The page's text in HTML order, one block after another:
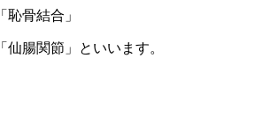
骨結合」
腸関節」といいます。